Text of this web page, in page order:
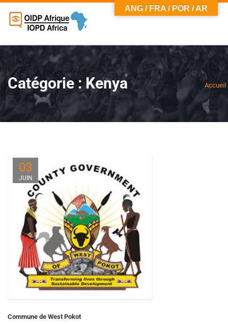
Catégorie :Kenya Accueil
03
JUIN
Commune de West Pokot
ANG / FRA / POR / AR